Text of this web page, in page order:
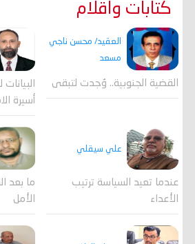
كتابات واقلام
العقيد/ محسن ناجي
مسعد
القضية الجنوبية.. وُجدت لتبقى
أسيرة
علي سيقلي
عندما تعيد السياسة ترتيب
الأعداء
ما بعد
الأمل